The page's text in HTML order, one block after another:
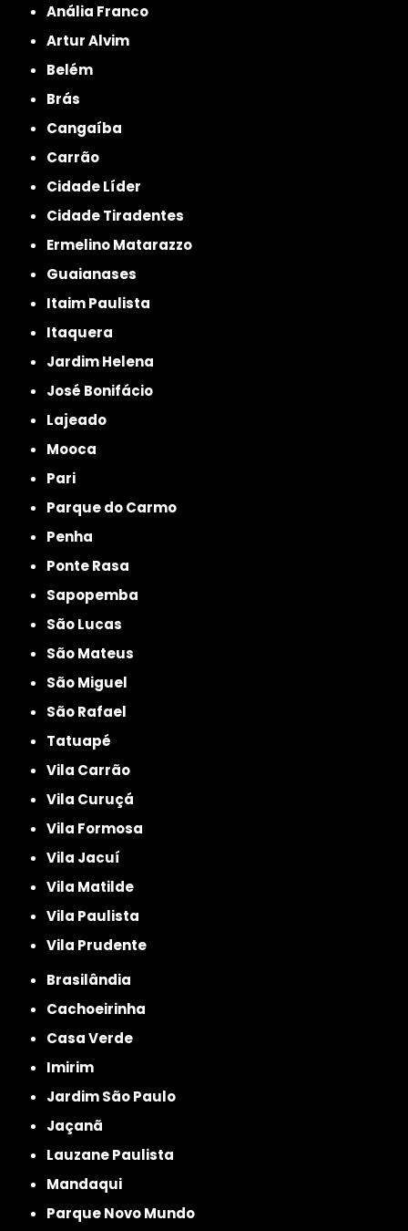
Anália Franco
Artur Alvim
Belém
Brás
Cangaíba
Carrão
Cidade Líder
Cidade Tiradentes
Ermelino Matarazzo
Guaianases
Itaim Paulista
Itaquera
Jardim Helena
José Bonifácio
Lajeado
Mooca
Pari
Parque do Carmo
Penha
Ponte Rasa
Sapopemba
São Lucas
São Mateus
São Miguel
São Rafael
Tatuapé
Vila Carrão
Vila Curuçá
Vila Formosa
Vila Jacuí
Vila Matilde
Vila Paulista
Vila Prudente
Brasilândia
Cachoeirinha
Casa Verde
Imirim
Jardim São Paulo
Jaçanã
Lauzane Paulista
Mandaqui
Parque Novo Mundo